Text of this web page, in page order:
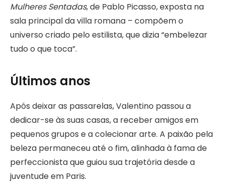
Mulheres Sentadas, de Pablo Picasso, exposta na
sala principal da villa romana – compõem o
universo criado pelo estilista, que dizia “embelezar
tudo o que toca”.
Últimos anos
Após deixar as passarelas, Valentino passou a
dedicar-se às suas casas, a receber amigos em
pequenos grupos e a colecionar arte. A paixão pela
beleza permaneceu até o fim, alinhada à fama de
perfeccionista que guiou sua trajetória desde a
juventude em Paris.